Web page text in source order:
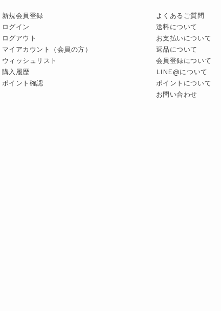
新規会員登録
ログイン
ログアウト
マイアカウント（会員の方）
ウィッシュリスト
購入履歴
ポイント確認
よくあるご質問
送料について
お支払いについて
返品について
会員登録について
LINE@について
ポイントについて
お問い合わせ